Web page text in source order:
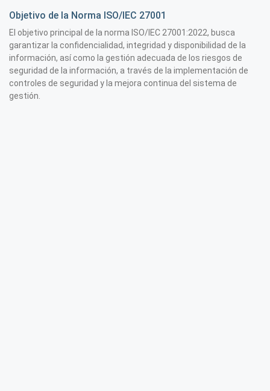
Objetivo de la Norma ISO/IEC 27001
El objetivo principal de la norma ISO/IEC 27001:2022, busca
garantizar la confidencialidad, integridad y disponibilidad de la
información, así como la gestión adecuada de los riesgos de
seguridad de la información, a través de la implementación de
controles de seguridad y la mejora continua del sistema de
gestión.